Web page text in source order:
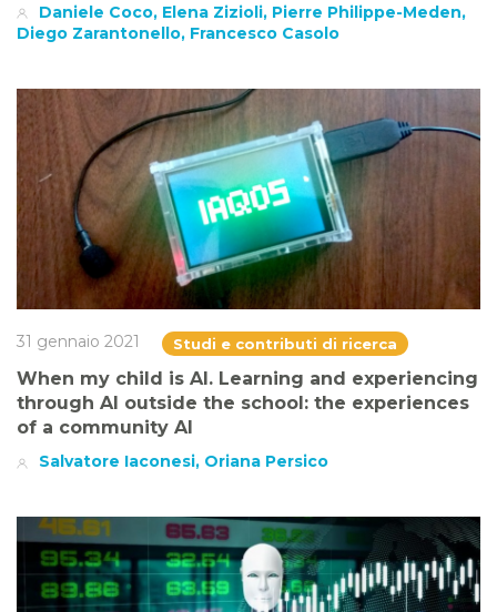
Daniele Coco, Elena Zizioli, Pierre Philippe-Meden,
Diego Zarantonello, Francesco Casolo
31 gennaio 2021 Studi e contributi di ricerca
When my child is AI. Learning and experiencing
through AI outside the school: the experiences
of a community AI
Salvatore Iaconesi, Oriana Persico